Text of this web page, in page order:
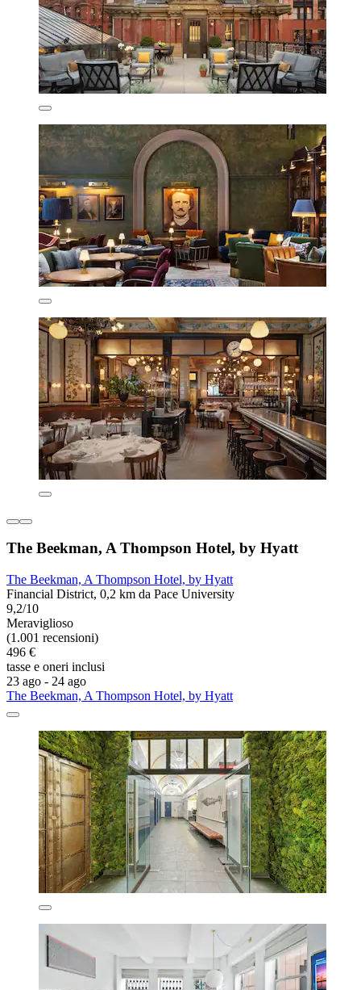
The Beekman, A Thompson Hotel, by Hyatt
The Beekman, A Thompson Hotel, by Hyatt
Financial District, 0,2 km da Pace University
9,2/10
Meraviglioso
(1.001 recensioni)
496 €
tasse e oneri inclusi
23 ago - 24 ago
The Beekman, A Thompson Hotel, by Hyatt